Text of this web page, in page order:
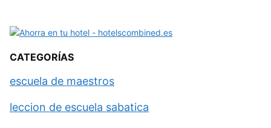
CATEGORÍAS
escuela de maestros
leccion de escuela sabatica